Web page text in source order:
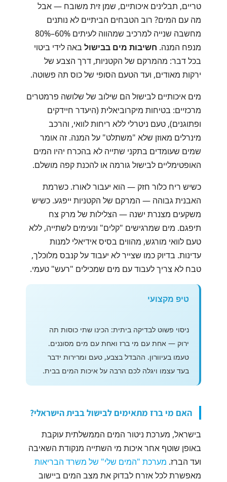
טריים, תבלינים איכותיים, שמן זית משובח — אבל
מה עם המים? רוב הטבחים הביתיים לא נותנים
מחשבה שנייה למרכיב שמהווה לעיתים 60%–80%
מנפח המנה. חשיבות מים בבישול באה לידי ביטוי
בכל דבר: מהמרקם של הקטניות, דרך הצבע של
ירקות מאודים, ועד הטעם הסופי של כוס תה פשוטה.
מים איכותיים לבישול הם שילוב של שלושה פרמטרים
מרכזיים: בטיחות מיקרוביאלית (היעדר חיידקים
ופתוגנים), טעם ניטרלי ללא ריחות לוואי, והרכב
מינרלים מאוזן שלא "משתלט" על המנה. זה אומר
שמים שעומדים בתקני שתייה לא בהכרח יהיו המים
האופטימליים לבישול גורמה או להכנת קפה מושלם.
כשיש ריח כלור חזק — הוא יעבור לאורז. כשרמת
האבנית גבוהה — המרקם של הקטניות ייפגע. כשיש
משקעים מצנרת ישנה — הצלילות של מרק צח
תיפגם. מים שמרגישים "קלים" ונעימים לשתייה, ללא
טעם לוואי מורגש, מהווים בסיס אידיאלי למנות
עדינות. בדיוק כמו שצייר לא יעבוד על קנבס מלוכלך,
טבח לא צריך לעבוד עם מים שמכילים "רעש" טעמי.
טיפ מקצועי
ניסוי פשוט לבדיקה ביתית: הכינו שתי כוסות תה
ירוק — אחת עם מי ברז ואחת עם מים מסוננים.
טעמו בעיוורון. ההבדל בצבע, טעם ומרירות ידבר
בעד עצמו ויגלה לכם הרבה על איכות המים בבית.
האם מי ברז מתאימים לבישול בבית הישראלי?
בישראל, מערכת ניטור המים הממשלתית עוקבת
באופן שוטף אחר איכות מי השתייה מנקודת השאיבה
ועד הברז. מערכת "המים שלי" של משרד הבריאות
מאפשרת לכל אזרח לבדוק את מצב המים ביישוב